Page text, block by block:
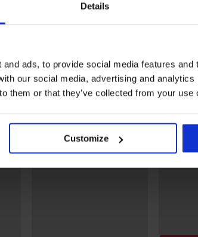
Details
ads, to provide social media features
our social media, advertising and
them or that they’ve collected from your
Customize
Долно потниче Essential
13,99 €
18,99 €
Открийте подобни артикули